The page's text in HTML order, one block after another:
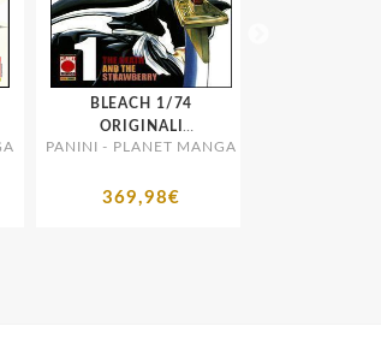
BLEACH 1/74
ORIGINALI
7+8+10/13+16/18+22+23+26/
PANINI - PLANET MANGA
369,98€